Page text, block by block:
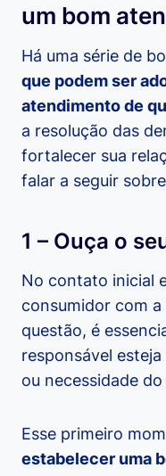
um bom
Há uma série de
que podem ser
atendimento de
a resolução das
fortalecer sua
falar a seguir
1 – Ouça o
No contato inicial
consumidor com a
questão, é
responsável
ou necessidade
Esse primeiro
estabelecer uma